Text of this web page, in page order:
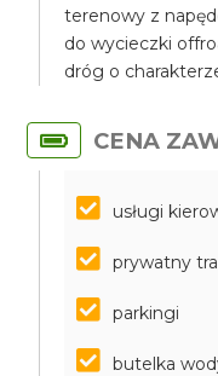
terenowy z
do wycieczki
dróg o
CENA
usługi
prywatny
parkingi
butelka